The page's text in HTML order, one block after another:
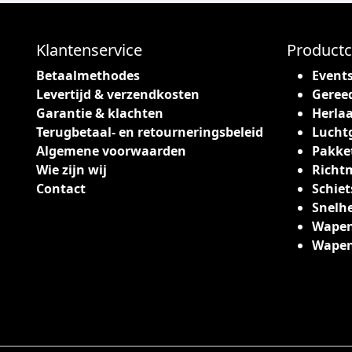
c
h
e
f
t
m
e
e
r
i
Klantenservice
Betaalmethodes
Levertijd & verzendkosten
Garantie & klachten
Terugbetaal- en retourneringsbeleid
Algemene voorwaarden
Wie zijn wij
Contact